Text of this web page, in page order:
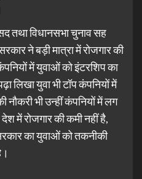
तथा विधानसभा चुनाव सह
ने बड़ी मात्रा में रोजगार की
में युवाओं को इंटरशिप का
लिखा युवा भी टॉप कंपनियों में
भी उन्हीं कंपनियों में लग
में रोजगार की कमी नहीं है,
का युवाओं को तकनीकी